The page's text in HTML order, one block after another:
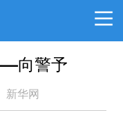
向警予
新华网